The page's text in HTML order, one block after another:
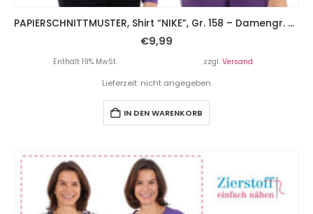
PAPIERSCHNITTMUSTER, Shirt “NIKE”, Gr. 158 – Damengr. 46
€9,99
Enthält 19% MwSt. zzgl. Versand
Lieferzeit: nicht angegeben
IN DEN WARENKORB